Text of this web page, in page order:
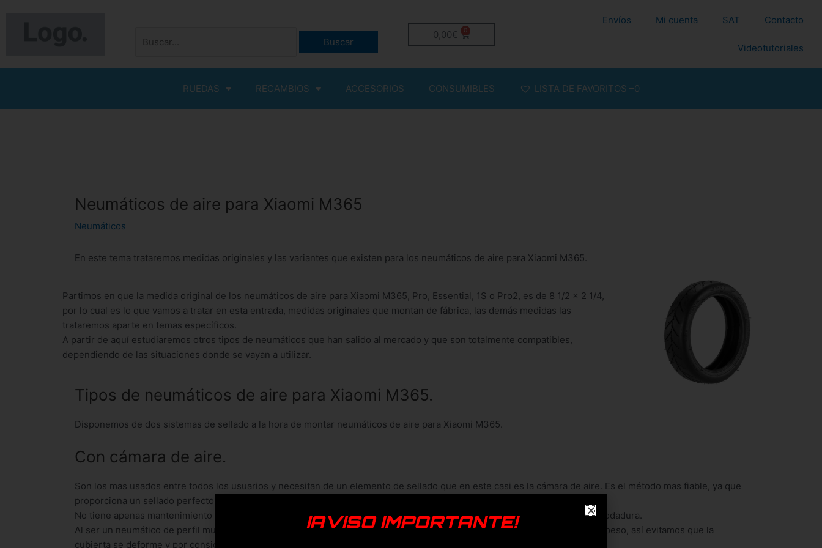
por:
0,00€ 0 Carrito
Envíos Mi cuenta SAT Contacto
Videotutoriales
RUEDAS RECAMBIOS ACCESORIOS CONSUMIBLES LISTA DE FAVORITOS –0
Neumáticos de aire para Xiaomi M365
Neumáticos
En este tema trataremos medidas originales y las variantes que existen para los neumáticos de aire para Xiaomi M365.
Partimos en que la medida original de los neumáticos de aire para Xiaomi M365, Pro, Essential, 1S o Pro2, es de 8 1/2 x 2 1/4,
por lo cual es lo que vamos a tratar en esta entrada, medidas originales que montan de fábrica, las demás medidas las
trataremos aparte en temas específicos.
A partir de aquí estudiaremos otros tipos de neumáticos que han salido al mercado y que son totalmente compatibles,
dependiendo de las situaciones donde se vayan a utilizar.
Tipos de neumáticos de aire para Xiaomi M365.
Disponemos de dos sistemas de sellado a la hora de montar neumáticos de aire para Xiaomi M365.
Con cámara de aire.
Son los mas usados entre todos los usuarios y necesitan de un elemento de sellado que en este casi es la cámara de aire. Es el método mas fiable, ya que
proporciona un sellado perfecto entre la cubierta y la llanta.
No tiene apenas mantenimiento mas allá de revisar la presión, incluso al tacto, para mantener las condiciones optimas de rodadura.
Al ser un neumático de perfil muy bajo, es recomendable siempre llevar la presión en 3.5 bar o 50 psi, indistintamente del peso, así evitamos que la
cubierta se deforme y por consiguiente nos piche la cámara.
¡AVISO IMPORTANTE!